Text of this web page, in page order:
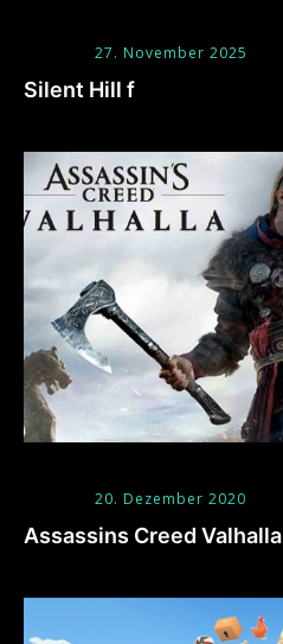
27. November 2025
Silent Hill f
20. Dezember 2020
Assassins Creed Valhalla